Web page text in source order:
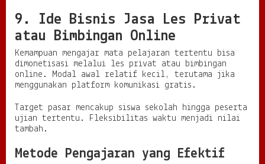
9. Ide Bisnis Jasa Les Privat
atau Bimbingan Online
Kemampuan mengajar mata pelajaran tertentu bisa
dimonetisasi melalui les privat atau bimbingan
online. Modal awal relatif kecil, terutama jika
menggunakan platform komunikasi gratis.
Target pasar mencakup siswa sekolah hingga peserta
ujian tertentu. Fleksibilitas waktu menjadi nilai
tambah.
Metode Pengajaran yang Efektif